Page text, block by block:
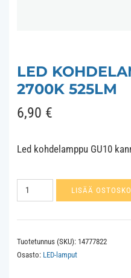
LED
2700K 525LM
6,90 €
Led kohdelamppu GU10
Led
kohdelamppu
2700K
525lm
LISÄÄ
Tuotetunnus (SKU): 14777822
Osasto: LED-lamput